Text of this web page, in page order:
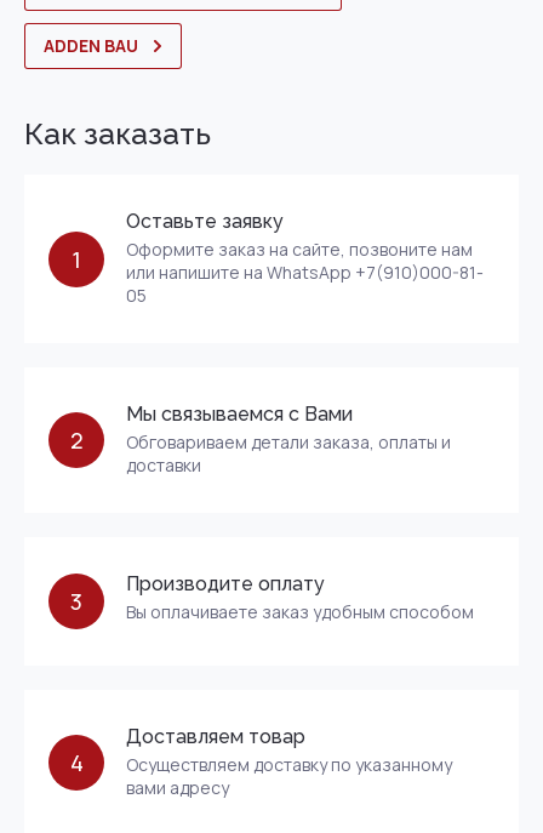
ADDEN BAU
Как заказать
1
Оставьте заявку
Оформите заказ на сайте, позвоните нам
или напишите на WhatsApp +7(910)000-81-
05
2
Мы связываемся с Вами
Обговариваем детали заказа, оплаты и
доставки
3
Производите оплату
Вы оплачиваете заказ удобным способом
4
Доставляем товар
Осуществляем доставку по указанному
вами адресу